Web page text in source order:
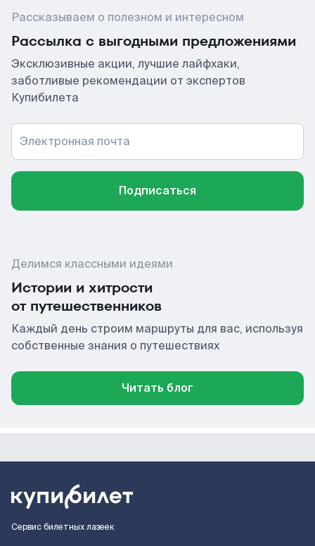
Рассказываем о полезном и интересном
Рассылка с выгодными предложениями
Эксклюзивные акции, лучшие лайфхаки,
заботливые рекомендации от экспертов
Купибилета
Электронная почта
Подписаться
Делимся классными идеями
Истории и хитрости
от путешественников
Каждый день строим маршруты для вас, используя
собственные знания о путешествиях
Читать блог
Сервис билетных лазеек